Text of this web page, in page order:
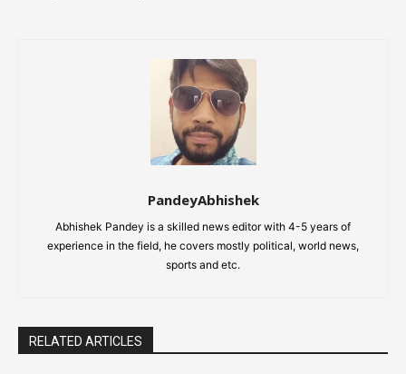
PandeyAbhishek
Abhishek Pandey is a skilled news editor with 4-5 years of
experience in the field, he covers mostly political, world news,
sports and etc.
RELATED ARTICLES